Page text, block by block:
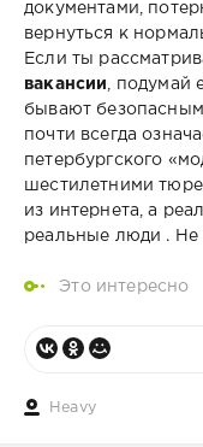
документами,
вернуться к
Если ты
вакансии
, подумай
бывают
почти всегда
петербургского
шестилетними
из интернета, а
реальные люди .
Это интересно
Heavy